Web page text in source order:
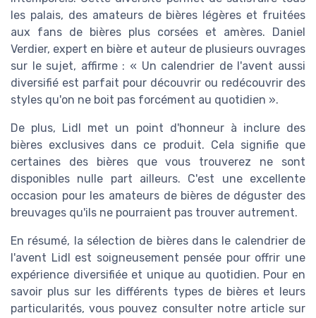
les palais, des amateurs de bières légères et fruitées
aux fans de bières plus corsées et amères. Daniel
Verdier, expert en bière et auteur de plusieurs ouvrages
sur le sujet, affirme : « Un calendrier de l'avent aussi
diversifié est parfait pour découvrir ou redécouvrir des
styles qu'on ne boit pas forcément au quotidien ».
De plus, Lidl met un point d'honneur à inclure des
bières exclusives dans ce produit. Cela signifie que
certaines des bières que vous trouverez ne sont
disponibles nulle part ailleurs. C'est une excellente
occasion pour les amateurs de bières de déguster des
breuvages qu'ils ne pourraient pas trouver autrement.
En résumé, la sélection de bières dans le calendrier de
l'avent Lidl est soigneusement pensée pour offrir une
expérience diversifiée et unique au quotidien. Pour en
savoir plus sur les différents types de bières et leurs
particularités, vous pouvez consulter notre article sur